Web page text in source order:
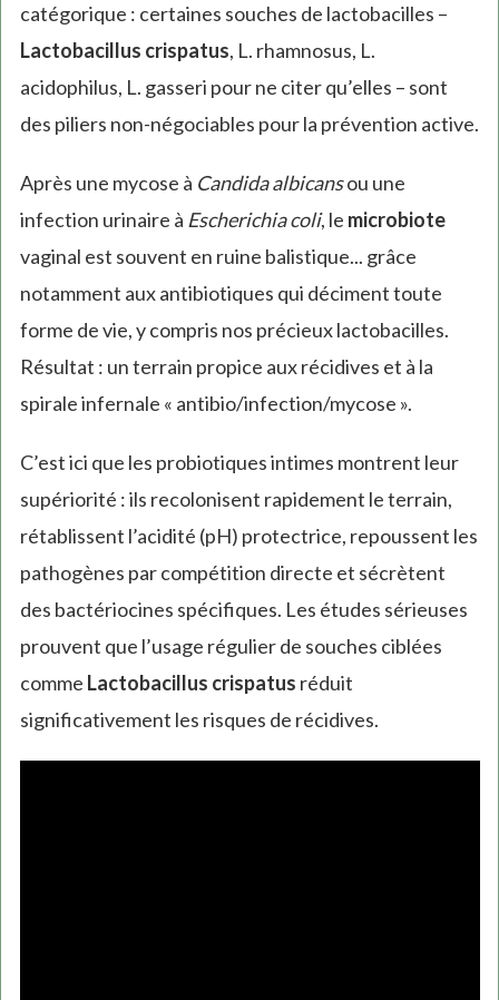
catégorique : certaines souches de lactobacilles –
Lactobacillus crispatus, L. rhamnosus, L.
acidophilus, L. gasseri pour ne citer qu’elles – sont
des piliers non-négociables pour la prévention active.
Après une mycose à Candida albicansou une
infection urinaire à Escherichia coli, le microbiote
vaginal est souvent en ruine balistique... grâce
notamment aux antibiotiques qui déciment toute
forme de vie, y compris nos précieux lactobacilles.
Résultat : un terrain propice aux récidives et à la
spirale infernale « antibio/infection/mycose ».
C’est ici que les probiotiques intimes montrent leur
supériorité : ils recolonisent rapidement le terrain,
rétablissent l’acidité (pH) protectrice, repoussent les
pathogènes par compétition directe et sécrètent
des bactériocines spécifiques. Les études sérieuses
prouvent que l’usage régulier de souches ciblées
comme Lactobacillus crispatus réduit
significativement les risques de récidives.